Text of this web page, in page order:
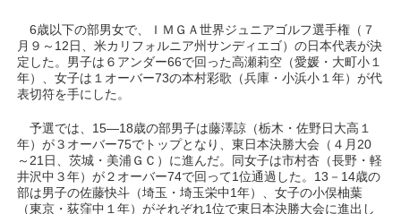
6歳以下の部男女で、ＩＭＧＡ世界ジュニアゴルフ選手権（７
月９～12日、米カリフォルニア州サンディエゴ）の日本代表が決
定した。男子は６アンダー66で回った高瀬莉空（愛媛・大町小１
年）、女子は１オーバー73の本村彩歌（兵庫・小浜小１年）が代
表切符を手にした。
予選では、15―18歳の部男子は藤澤諒（栃木・佐野日大高１
年）が３オーバー75でトップとなり、東日本決勝大会（４月20
～21日、茨城・美浦ＧＣ）に進んだ。同女子は市村杏（長野・軽
井沢中３年）が２オーバー74で回って1位通過した。13－14歳の
部は男子の佐藤快斗（埼玉・埼玉栄中1年）、女子の小俣柚葉
（東京・荻窪中１年）がそれぞれ1位で東日本決勝大会に進出し